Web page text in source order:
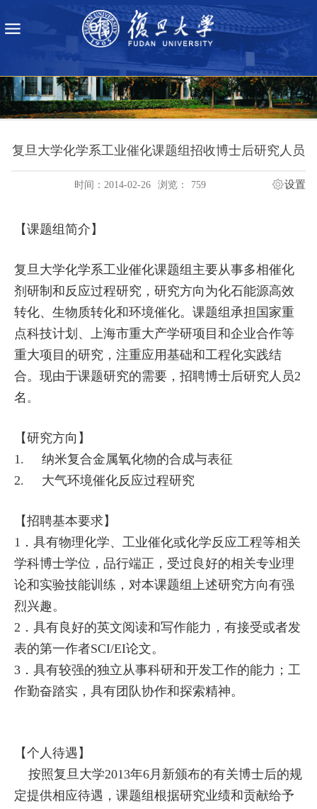
复旦大学化学系工业催化课题组招收博士后研究人员
时间：2014-02-26 浏览： 759 设置
【课题组简介】
复旦大学化学系工业催化课题组主要从事多相催化
剂研制和反应过程研究，研究方向为化石能源高效
转化、生物质转化和环境催化。课题组承担国家重
点科技计划、上海市重大产学研项目和企业合作等
重大项目的研究，注重应用基础和工程化实践结
合。现由于课题研究的需要，招聘博士后研究人员2
名 。
【研究方向】
1. 纳米复合金属氧化物的合成与表征
2. 大气环境催化反应过程研究
【招聘基本要求】
1 ．具有物理化学、工业催化或化学反应工程等相关
学科博士学位，品行端正，受过良好的相关专业理
论和实验技能训练，对本课题组上述研究方向有强
烈兴趣。
2 ．具有良好的英文阅读和写作能力，有接受或者发
表的第一作者SCI/EI论文。
3 ．具有较强的独立从事科研和开发工作的能力；工
作勤奋踏实，具有团队协作和探索精神。
【个人待遇】
按照复旦大学2013年6月新颁布的有关博士后的规
定提供相应待遇，课题组根据研究业绩和贡献给予